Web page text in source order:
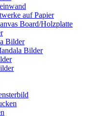
auf Papier
Board/Holzplatte
Bilder
Bilder